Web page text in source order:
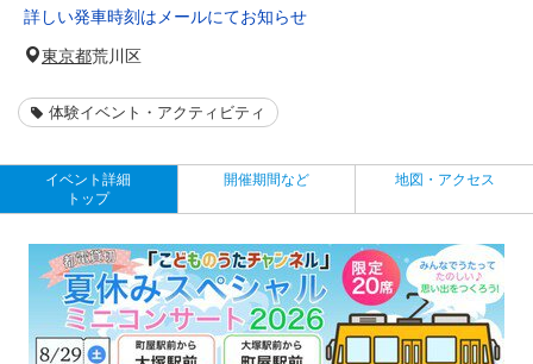
詳しい発車時刻はメールにてお知らせ
東京都荒川区
体験イベント・アクティビティ
イベント詳細
トップ
開催期間など 地図・アクセス